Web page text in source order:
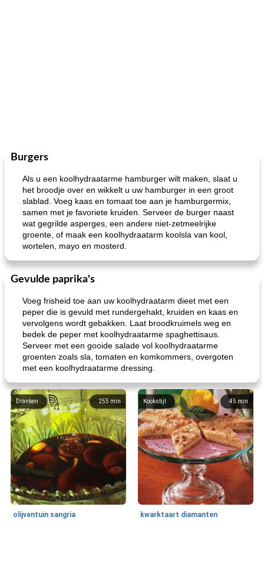
Burgers
Als u een koolhydraatarme hamburger wilt maken, slaat u
het broodje over en wikkelt u uw hamburger in een groot
slablad. Voeg kaas en tomaat toe aan je hamburgermix,
samen met je favoriete kruiden. Serveer de burger naast
wat gegrilde asperges, een andere niet-zetmeelrijke
groente, of maak een koolhydraatarm koolsla van kool,
wortelen, mayo en mosterd.
Gevulde paprika's
Voeg frisheid toe aan uw koolhydraatarm dieet met een
peper die is gevuld met rundergehakt, kruiden en kaas en
vervolgens wordt gebakken. Laat broodkruimels weg en
bedek de peper met koolhydraatarme spaghettisaus.
Serveer met een gooide salade vol koolhydraatarme
groenten zoals sla, tomaten en komkommers, overgoten
met een koolhydraatarme dressing.
255min
Dranken
olijventuin sangria
45 min
Kookstijl
kwarktaart diamanten